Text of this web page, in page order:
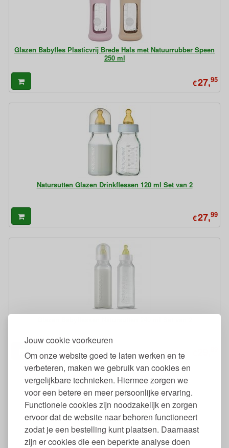
Jouw cookie voorkeuren
Om onze website goed te laten werken en te
verbeteren, maken we gebruik van cookies en
vergelijkbare technieken. Hiermee zorgen we
voor een betere en meer persoonlijke ervaring.
Functionele cookies zijn noodzakelijk en zorgen
ervoor dat de website naar behoren functioneert
zodat je een bestelling kunt plaatsen. Daarnaast
zijn er cookies die een beperkte analyse doen
Glazen Babyfles Plasticvrij Brede Hals met Natuurrubber Speen
250 ml
€27,95
Natursutten Glazen Drinkflessen 120 ml Set van 2
€27,99